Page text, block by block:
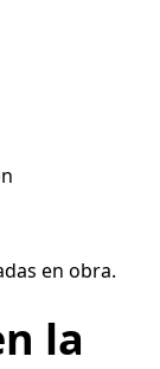
en obra.
la